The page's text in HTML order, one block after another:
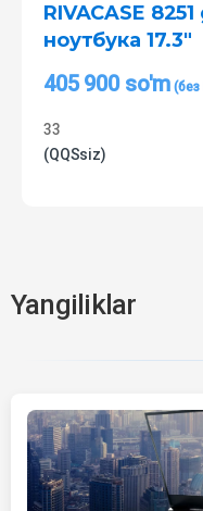
RIVACASE
ноутбука 17.3″
405 900 so'm
33
(QQSsiz)
Yangiliklar